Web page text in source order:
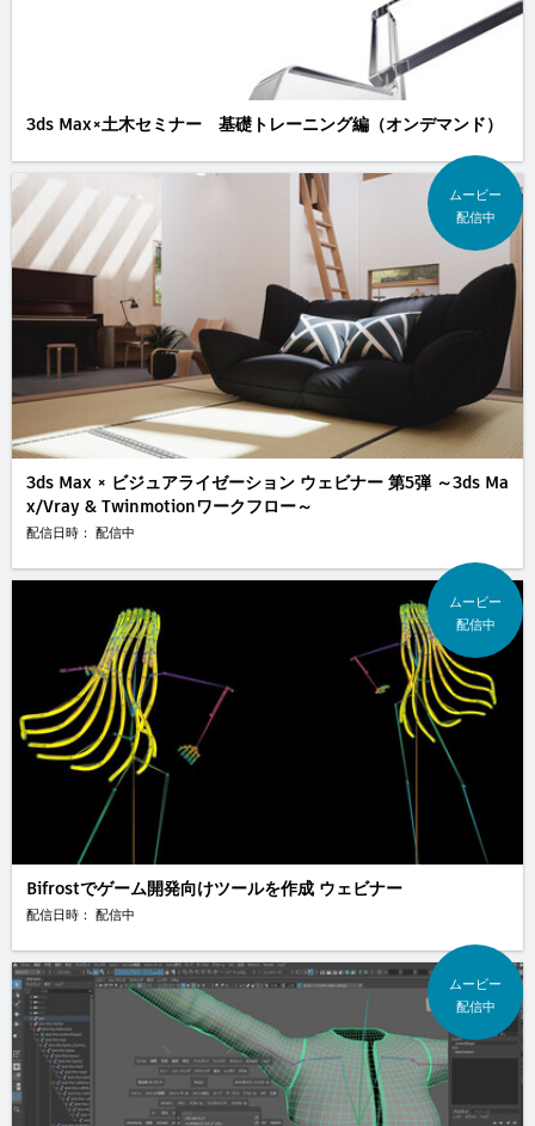
3ds Max×土木セミナー 基礎トレーニング編（オンデマンド）
ムービー
配信中
3ds Max × ビジュアライゼーション ウェビナー 第5弾 ～3ds Ma
x/Vray & Twinmotionワークフロー～
配信日時： 配信中
ムービー
配信中
Bifrostでゲーム開発向けツールを作成 ウェビナー
配信日時： 配信中
ムービー
配信中